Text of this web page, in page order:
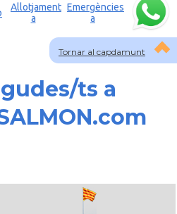
Tornar al capdamunt
Allotjament
a
Emergències
a
ts a